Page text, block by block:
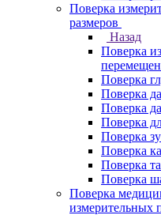
Поверка
размеров
Назад
Поверка
Поверка
Поверка
Поверка
Поверка
Поверка
Поверка
Поверка
Поверка
Поверка
измерительных